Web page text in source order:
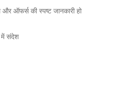
ऑफर्स की स्पष्ट जानकारी हो
में संदेश